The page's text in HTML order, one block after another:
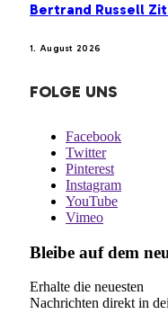
Bertrand Russell
1. August 2026
FOLGE UNS
Facebook
Twitter
Pinterest
Instagram
YouTube
Vimeo
Bleibe auf dem
Erhalte die neuesten
Nachrichten direkt in